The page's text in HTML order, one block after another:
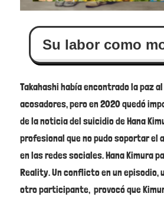
Su labor como
Takahashi había encontrado la paz
acosadores, pero en 2020 quedó
de la noticia del suicidio de Hana
profesional que no pudo soportar el
en las redes sociales. Hana Kimura
Reality. Un conflicto en un episodio,
otro participante, provocó que